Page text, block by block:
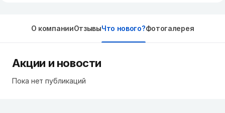
О компанииОтзывыЧто нового?Фотогалерея
Акции и новости
Пока нет публикаций